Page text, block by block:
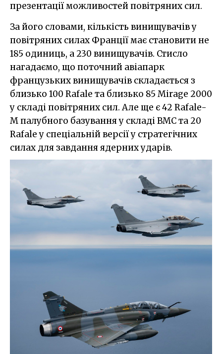
презентації можливостей повітряних сил.
За його словами, кількість винищувачів у
повітряних силах Франції має становити не
185 одиниць, а 230 винищувачів. Стисло
нагадаємо, що поточний авіапарк
французьких винищувачів складається з
близько 100 Rafale та близько 85 Mirage 2000
у складі повітряних сил. Але ще є 42 Rafale-
М палубного базування у складі ВМС та 20
Rafale у спеціальній версії у стратегічних
силах для завдання ядерних ударів.